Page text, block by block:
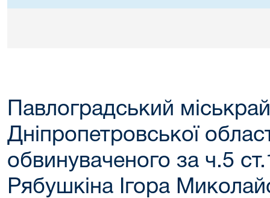
Павлоградський
Дніпропетровської
обвинуваченого за ч.5
Рябушкіна Ігора